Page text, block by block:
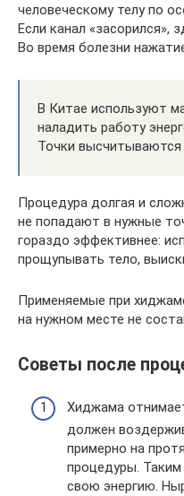
человеческому телу по
Если канал «засорился»,
Во время болезни
В Китае используют
наладить работу
Точки высчитываются
Процедура долгая и
не попадают в нужные
гораздо эффективнее:
прощупывать тело,
Применяемые при
на нужном месте не
Советы после
Хиджама
должен
примерно на
процедуры.
свою энергию.